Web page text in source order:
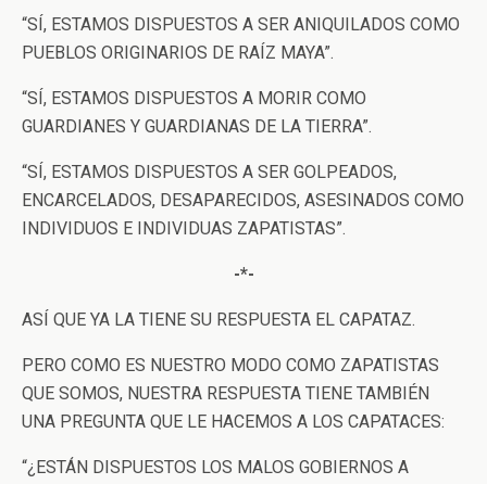
“SÍ, ESTAMOS DISPUESTOS A SER ANIQUILADOS COMO
PUEBLOS ORIGINARIOS DE RAÍZ MAYA”.
“SÍ, ESTAMOS DISPUESTOS A MORIR COMO
GUARDIANES Y GUARDIANAS DE LA TIERRA”.
“SÍ, ESTAMOS DISPUESTOS A SER GOLPEADOS,
ENCARCELADOS, DESAPARECIDOS, ASESINADOS COMO
INDIVIDUOS E INDIVIDUAS ZAPATISTAS”.
-*-
ASÍ QUE YA LA TIENE SU RESPUESTA EL CAPATAZ.
PERO COMO ES NUESTRO MODO COMO ZAPATISTAS
QUE SOMOS, NUESTRA RESPUESTA TIENE TAMBIÉN
UNA PREGUNTA QUE LE HACEMOS A LOS CAPATACES:
“¿ESTÁN DISPUESTOS LOS MALOS GOBIERNOS A